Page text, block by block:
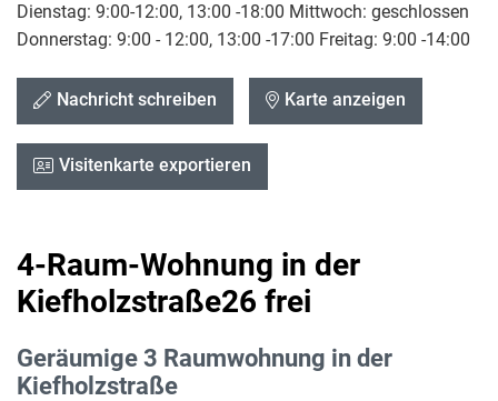
Dienstag: 9:00-12:00, 13:00 -18:00 Mittwoch: geschlossen
Donnerstag: 9:00 - 12:00, 13:00 -17:00 Freitag: 9:00 -14:00
Nachricht schreiben Karte anzeigen
Visitenkarte exportieren
4-Raum-Wohnung in der
Kiefholzstraße26 frei
Geräumige 3 Raumwohnung in der
Kiefholzstraße